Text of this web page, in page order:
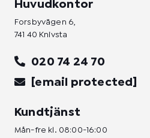
Huvudkontor
Forsbyvägen 6,
741 40 Knivsta
020 74 24 70
[email protected]
Kundtjänst
Mån-fre kl. 08:00-16:00